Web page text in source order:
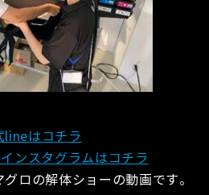
lineはコチラ
ンスタグラムはコチラ
ロの解体ショーの動画です。